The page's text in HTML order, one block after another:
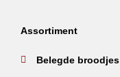
Assortiment
Belegde broodjes